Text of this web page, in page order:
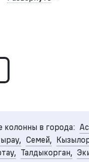
колонны в города:
Семей,
Талдыкорган,